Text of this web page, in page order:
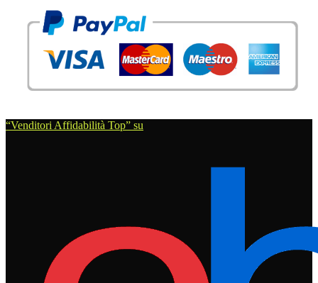
“Venditori Affidabilità Top” su